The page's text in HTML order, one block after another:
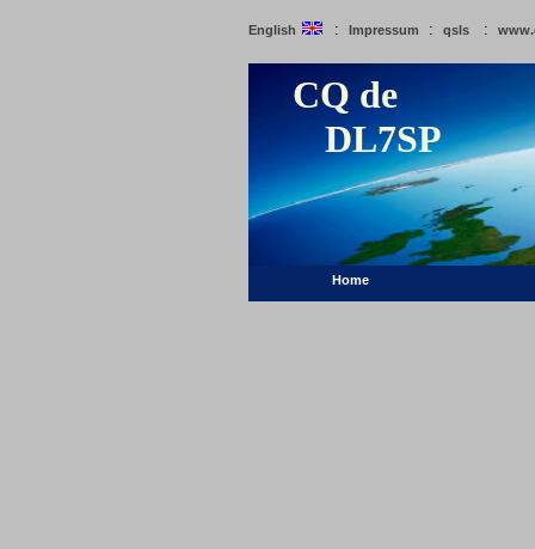
English : Impressum : qsls :
CQ de
DL7SP
Home